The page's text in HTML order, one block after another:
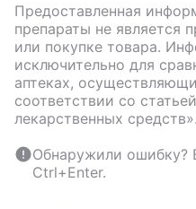
Предоставленная
препараты не является
или покупке товара.
исключительно для
аптеках,
соответствии со
лекарственных средств».
Обнаружили ошибку?
Ctrl+Enter.